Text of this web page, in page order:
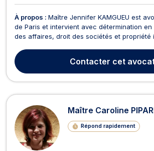
À propos : Maître Jennifer KAMGUEU est
de Paris et intervient avec détermination
des affaires, droit des sociétés et propriété
particuliers, entrepreneurs et entreprises –
stratégique et une approche rigoureu...
Contacter cet
Maître Caroline
Répond rapidement